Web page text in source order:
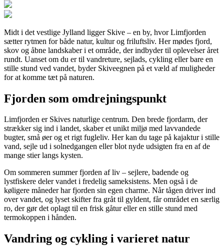
Midt i det vestlige Jylland ligger Skive – en by, hvor Limfjorden
sætter rytmen for både natur, kultur og friluftsliv. Her mødes fjord,
skov og åbne landskaber i et område, der indbyder til oplevelser året
rundt. Uanset om du er til vandreture, sejlads, cykling eller bare en
stille stund ved vandet, byder Skiveegnen på et væld af muligheder
for at komme tæt på naturen.
Fjorden som omdrejningspunkt
Limfjorden er Skives naturlige centrum. Den brede fjordarm, der
strækker sig ind i landet, skaber et unikt miljø med lavvandede
bugter, små øer og et rigt fugleliv. Her kan du tage på kajaktur i stille
vand, sejle ud i solnedgangen eller blot nyde udsigten fra en af de
mange stier langs kysten.
Om sommeren summer fjorden af liv – sejlere, badende og
lystfiskere deler vandet i fredelig sameksistens. Men også i de
køligere måneder har fjorden sin egen charme. Når tågen driver ind
over vandet, og lyset skifter fra gråt til gyldent, får området en særlig
ro, der gør det oplagt til en frisk gåtur eller en stille stund med
termokoppen i hånden.
Vandring og cykling i varieret natur